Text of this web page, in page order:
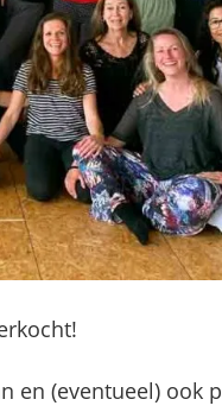
en (eventueel) ook